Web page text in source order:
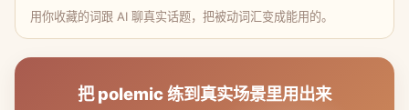
用你收藏的词跟 AI 聊真实话题，把被动词汇变成能用的。
把 polemic 练到真实场景里用出来